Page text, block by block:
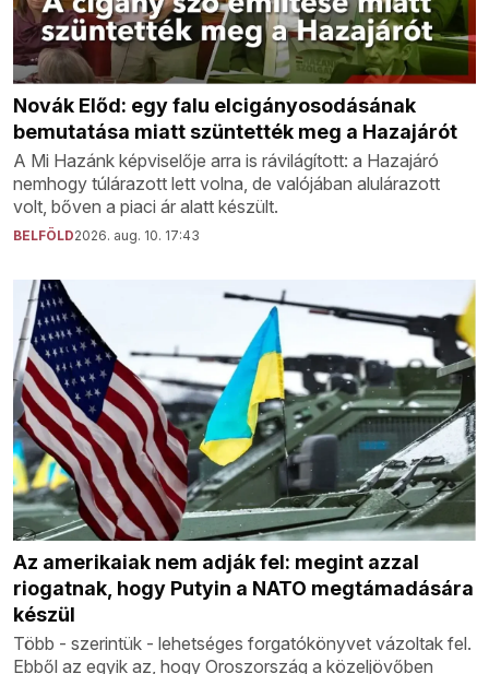
Novák Előd: egy falu elcigányosodásának
bemutatása miatt szüntették meg a Hazajárót
A Mi Hazánk képviselője arra is rávilágított: a Hazajáró
nemhogy túlárazott lett volna, de valójában alulárazott
volt, bőven a piaci ár alatt készült.
BELFÖLD2026. aug. 10. 17:43
Az amerikaiak nem adják fel: megint azzal
riogatnak, hogy Putyin a NATO megtámadására
készül
Több - szerintük - lehetséges forgatókönyvet vázoltak fel.
Ebből az egyik az, hogy Oroszország a közeljövőben